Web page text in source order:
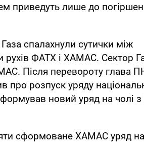
приведуть лише до
спалахнули сутички між
рухів ФАТХ і ХАМАС. Сектор
Після перевороту глава
розпуск уряду
новий уряд на чолі
сформоване ХАМАС уряд на